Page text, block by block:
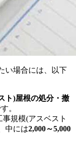
い場合には、以下
ト)屋根の処分・撤
。
規模(アスベスト
中には2,000～5,000